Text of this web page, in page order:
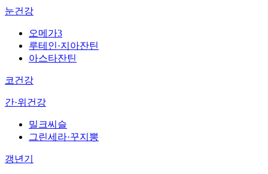
눈건강
오메가3
루테인·지아잔틴
아스타잔틴
코건강
간·위건강
밀크씨슬
그린세라·꾸지뽕
갱년기